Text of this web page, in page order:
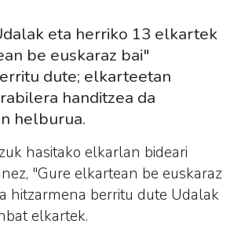
eta herriko 13 elkartek
be euskaraz bai"
dute; elkarteetan
handitzea da
helburua.
hasitako elkarlan bideari
"Gure elkartean be euskaraz
hitzarmena berritu dute Udalak
elkartek.